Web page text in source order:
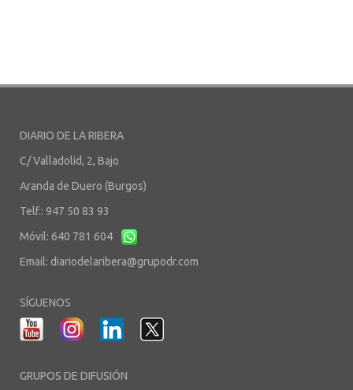
DIARIO DE LA RIBERA
C/ Valladolid, 2, Bajo
Aranda de Duero (Burgos)
Telf.: 947 50 83 93
Móvil: 640 781 604
Email: diariodelaribera@grupodr.com
SÍGUENOS
GRUPOS DE DIFUSIÓN